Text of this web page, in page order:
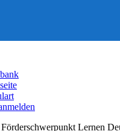
Lernen